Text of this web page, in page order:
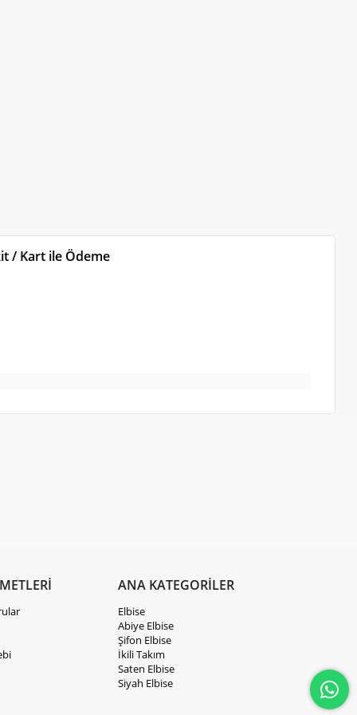
/ Kart ile Ödeme
ANA KATEGORİLER
Elbise
Abiye Elbise
Şifon Elbise
İkili Takım
Saten Elbise
Siyah Elbise